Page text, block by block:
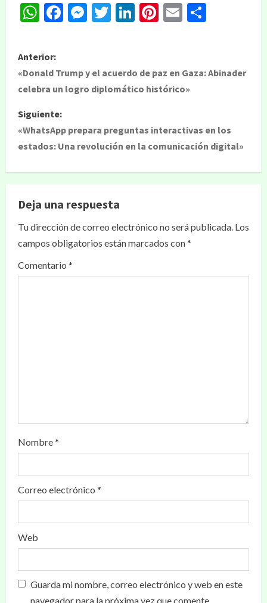
WhatsApp
Facebook
Messenger
Twitter
LinkedIn
Pinterest
Email
Anterior:
«Donald Trump y el acuerdo de paz en Gaza: Abinader
celebra un logro diplomático histórico»
Siguiente:
«WhatsApp prepara preguntas interactivas en los
estados: Una revolución en la comunicación digital»
Deja una respuesta
Tu dirección de correo electrónico no será publicada. Los
campos obligatorios están marcados con*
Comentario *
Nombre*
Correo electrónico *
Web
Guarda mi nombre, correo electrónico y web en este
navegador para la próxima vez que comente.